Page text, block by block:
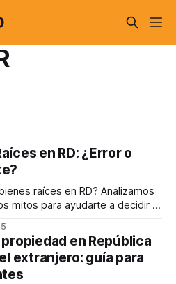
en RD: ¿Error o
raíces en RD? Analizamos
mitos para ayudarte a decidir si
en República
extranjero: guía para